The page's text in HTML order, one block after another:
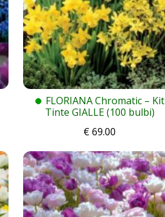
FLORIANA Chromatic – Kit
Tinte GIALLE (100 bulbi)
€69.00